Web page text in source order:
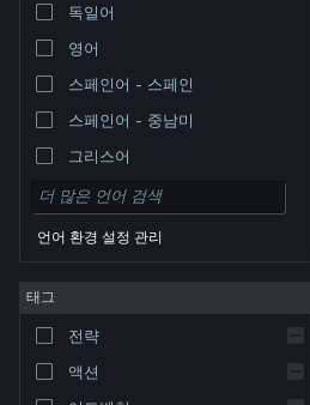
© Valve Corporation. 모든 권리 보유. 모든 상표는 미국
및 기타 국가에서 각각 해당 소유자의 재산입니다.
환불| 쿠키
독일어
영어
스페인어 - 스페인
스페인어 - 중남미
그리스어
언어 환경 설정 관리
태그
전략
액션